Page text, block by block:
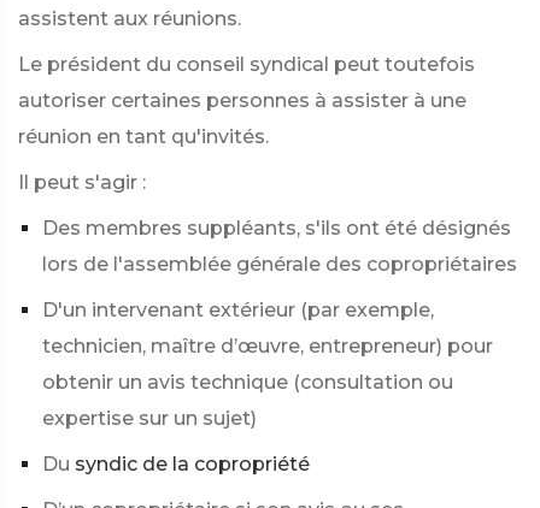
assistent aux réunions.
Le président du conseil syndical peut toutefois
autoriser certaines personnes à assister à une
réunion en tant qu'invités.
Il peut s'agir :
Des membres suppléants, s'ils ont été désignés
lors de l'assemblée générale des copropriétaires
D'un intervenant extérieur (par exemple,
technicien, maître d’œuvre, entrepreneur) pour
obtenir un avis technique (consultation ou
expertise sur un sujet)
Du syndic de la copropriété